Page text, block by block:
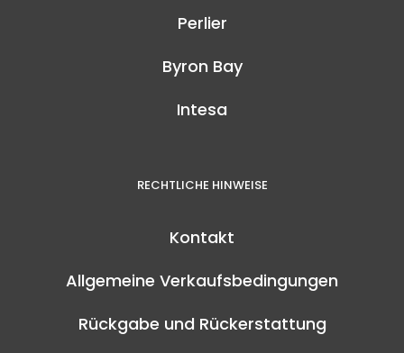
Perlier
Byron Bay
Intesa
RECHTLICHE HINWEISE
Kontakt
Allgemeine Verkaufsbedingungen
Rückgabe und Rückerstattung